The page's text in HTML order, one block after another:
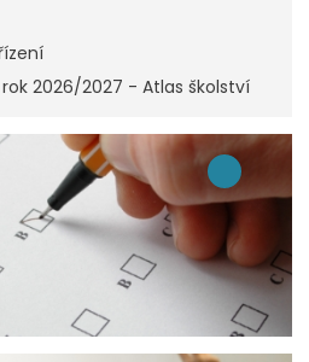
2026/2027 - Atlas školství